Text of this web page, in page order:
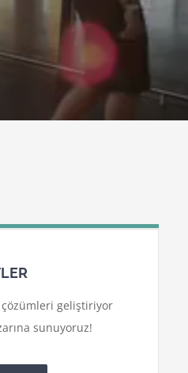
çözümleri geliştiriyor
sunuyoruz!